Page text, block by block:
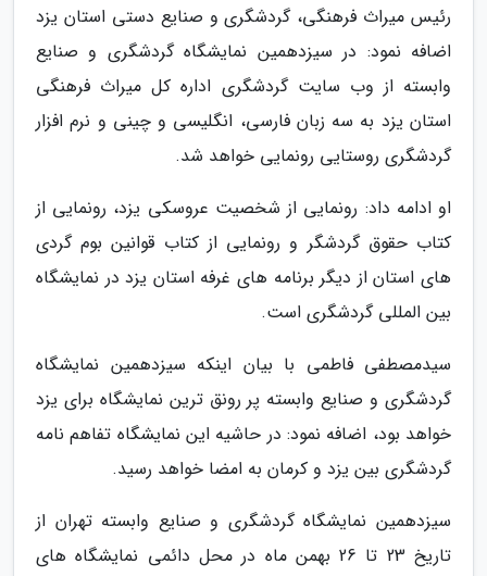
رئیس میراث فرهنگی، گردشگری و صنایع دستی استان یزد
اضافه نمود: در سیزدهمین نمایشگاه گردشگری و صنایع
وابسته از وب سایت گردشگری اداره کل میراث فرهنگی
استان یزد به سه زبان فارسی، انگلیسی و چینی و نرم افزار
گردشگری روستایی رونمایی خواهد شد.
او ادامه داد: رونمایی از شخصیت عروسکی یزد، رونمایی از
کتاب حقوق گردشگر و رونمایی از کتاب قوانین بوم گردی
های استان از دیگر برنامه های غرفه استان یزد در نمایشگاه
بین المللی گردشگری است.
سیدمصطفی فاطمی با بیان اینکه سیزدهمین نمایشگاه
گردشگری و صنایع وابسته پر رونق ترین نمایشگاه برای یزد
خواهد بود، اضافه نمود: در حاشیه این نمایشگاه تفاهم نامه
گردشگری بین یزد و کرمان به امضا خواهد رسید.
سیزدهمین نمایشگاه گردشگری و صنایع وابسته تهران از
تاریخ 23 تا 26 بهمن ماه در محل دائمی نمایشگاه های